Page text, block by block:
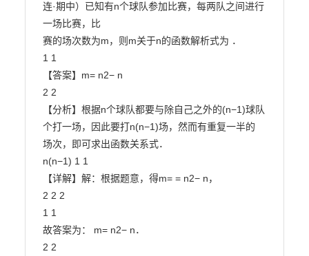
连·期中）已知有n个球队参加比赛，每两队之间进行
一场比赛，比
赛的场次数为m，则m关于n的函数解析式为 ．
1 1
【答案】m= n2− n
2 2
【分析】根据n个球队都要与除自己之外的(n−1)球队
个打一场，因此要打n(n−1)场，然而有重复一半的
场次，即可求出函数关系式．
n(n−1) 1 1
【详解】解：根据题意，得m= = n2− n，
2 2 2
1 1
故答案为： m= n2− n．
2 2